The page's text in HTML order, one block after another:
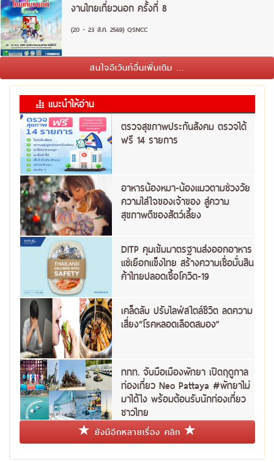
งานไทยเที่ยวนอก ครั้งที่ 8
(20 - 23 ส.ค. 2569) QSNCC
สนใจอีเว้นท์อื่นเพิ่มเติม ...
แนะนำให้อ่าน
ตรวจสุขภาพประกันสังคม ตรวจได้
ฟรี 14 รายการ
อาหารน้องหมา-น้องแมวตามช่วงวัย
ความใส่ใจของเจ้าของ สู่ความ
สุขภาพดีของสัตว์เลี้ยง
DITP คุมเข้มมาตรฐานส่งออกอาหาร
แช่เยือกแข็งไทย สร้างความเชื่อมั่นสิน
ค้าไทยปลอดเชื้อโควิด-19
เคล็ดลับ ปรับไลฟ์สไตล์ชีวิต ลดความ
เสี่ยง“โรคหลอดเลือดสมอง”
ททท. จับมือเมืองพัทยา เปิดฤดูกาล
ท่องเที่ยว Neo Pattaya #พัทยาไม่
มาได้ไง พร้อมต้อนรับนักท่องเที่ยว
ชาวไทย
ยังมีอีกหลายเรื่อง คลิก